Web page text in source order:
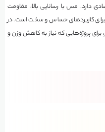
دارد. مس با رسانایی بالا، مقاومت
کاربردهای حساس و سخت است. در
برای پروژه‌هایی که نیاز به کاهش وزن و